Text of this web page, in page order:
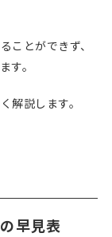
ことができず、
す。
解説します。
早見表